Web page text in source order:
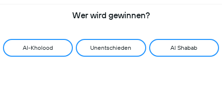
Wer wird gewinnen?
Al-Kholood Unentschieden Al Shabab